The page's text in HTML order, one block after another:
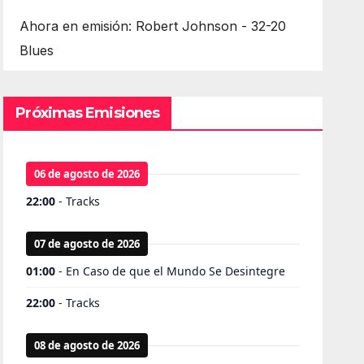
Ahora en emisión: Robert Johnson - 32-20
Blues
Próximas Emisiones